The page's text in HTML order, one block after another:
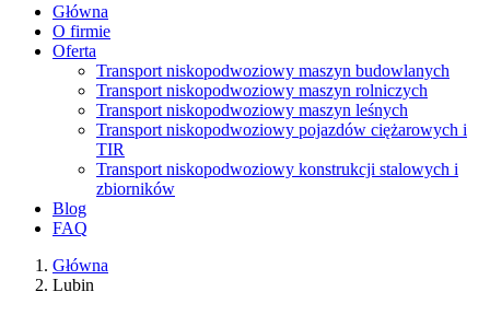
Główna
O firmie
Oferta
Transport niskopodwoziowy maszyn budowlanych
Transport niskopodwoziowy maszyn rolniczych
Transport niskopodwoziowy maszyn leśnych
Transport niskopodwoziowy pojazdów ciężarowych i
TIR
Transport niskopodwoziowy konstrukcji stalowych i
zbiorników
Blog
FAQ
Główna
Lubin